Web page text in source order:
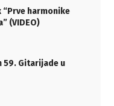
harmonike
(VIDEO)
59. Gitarijade u